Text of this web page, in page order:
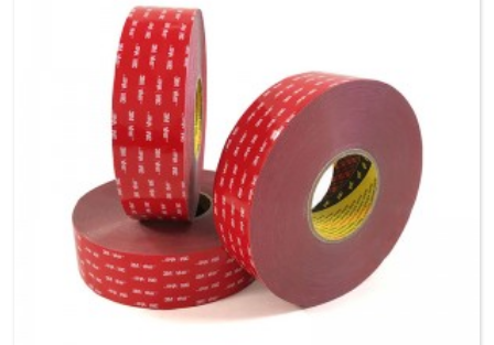
potest cum 3M pressione tapetibus adhaesivis sensitivis
sicut 3M467/468MP, 3M9448A, 3M9495LE et consuetudo
in varias formas et magnitudinum secari mori potest.HT-800
spuma siliconis adhiberi potest ut gasketing et signatio,
hiatus impletio et cushioning, effusio et vibratio insolationis
incursus in variis industriis sicut electronicarum partium
conveniunt, fabricandis autocinetis et congregandis, LCD
Propono tutelam etc.